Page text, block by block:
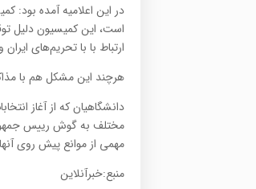
در اين اعلاميه آمده بود:
است، این کمیسیون دلیل
ارتباط با با تحریم‌های
هرچند این مشکل هم با
دانشگاهیان که از آغاز
مهمی از موانع پیش روی
منبع:خبرآنلاین